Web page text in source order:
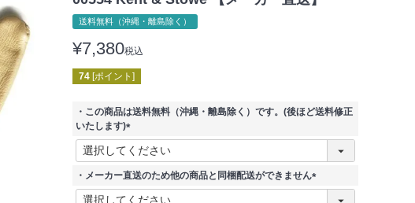
送料無料（沖縄・離島除く）
¥7,380税込
74 [ポイント]
・この商品は送料無料（沖縄・離島除く）です。(後ほど送料修正
いたします)
(
必
須
・メーカー直送のため他の商品と同梱配送ができません
(